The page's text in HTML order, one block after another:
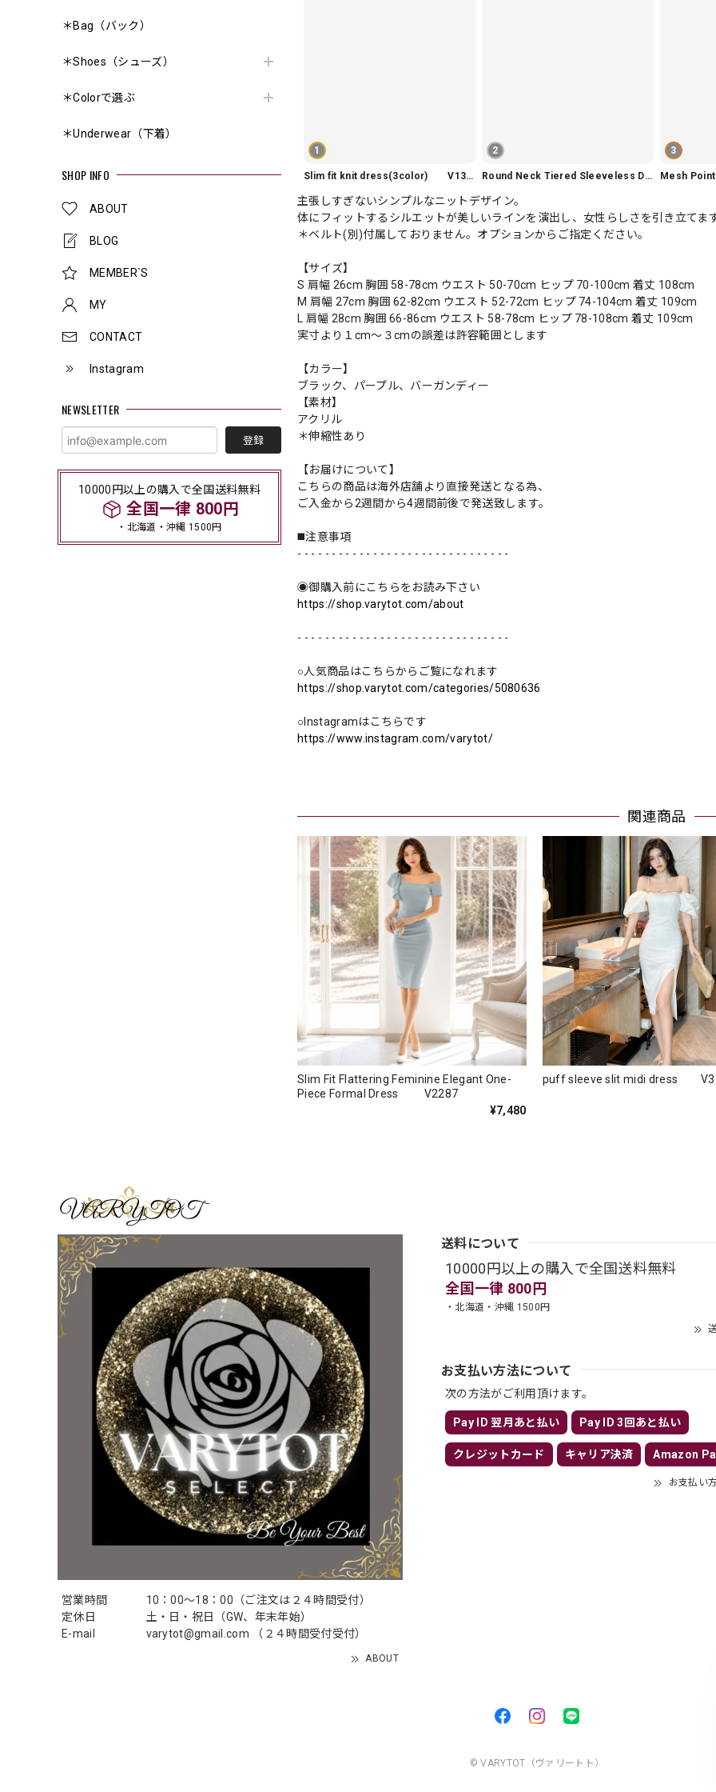
＊Bag（バック）
＊Shoes（シューズ）
＊Colorで選ぶ
＊Underwear（下着）
SHOP INFO
ABOUT
BLOG
MEMBER`S
MY
CONTACT
Instagram
NEWSLETTER
登録
10000円以上の購入で全国送料無料
全国一律 800円
・北海道・沖縄 1500円
1
Slim fit knit dress(3color) V1330
2
Round Neck Tiered Sleeveless Dress V2290
3
Mesh
主張しすぎないシンプルなニットデザイン。
体にフィットするシルエットが美しいラインを演出し、女性らしさを引き立てま
＊ベルト(別)付属しておりません。オプションからご指定ください。
【サイズ】
S 肩幅 26cm 胸囲 58-78cm ウエスト 50-70cm ヒップ 70-100cm 着丈 108cm
M 肩幅 27cm 胸囲 62-82cm ウエスト 52-72cm ヒップ 74-104cm 着丈 109cm
L 肩幅 28cm 胸囲 66-86cm ウエスト 58-78cm ヒップ 78-108cm 着丈 109cm
実寸より１cm〜３cmの誤差は許容範囲とします
【カラー】
ブラック、パープル、バーガンディー
【素材】
アクリル
＊伸縮性あり
【お届けについて】
こちらの商品は海外店舗より直接発送となる為、
ご入金から2週間から4週間前後で発送致します。
◼️注意事項
- - - - - - - - - - - - - - - - - - - - - - - - - - - - - - -
◉御購入前にこちらをお読み下さい
https://shop.varytot.com/about
- - - - - - - - - - - - - - - - - - - - - - - - - - - - - - -
○人気商品はこちらからご覧になれます
https://shop.varytot.com/categories/5080636
○Instagramはこちらです
https://www.instagram.com/varytot/
関連商品
Slim Fit Flattering Feminine Elegant One-
Piece Formal Dress V2287
¥7,480
puff sleeve slit midi dress
営業時間
10：00〜18：00（ご注文は２４時間受付）
定休日
土・日・祝日（GW、年末年始）
E-mail
varytot@gmail.com （２４時間受付受付）
ABOUT
送料について
10000円以上の購入で全国送料無料
全国一律 800円
・北海道・沖縄 1500円
お支払い方法について
次の方法がご利用頂けます。
Pay ID 翌月あと払い Pay ID 3回あと払い
クレジットカード キャリア決済 Amazon
お支払い
© VARYTOT（ヴァリートト）